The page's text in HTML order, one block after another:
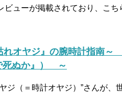
ビューが掲載されており、こち
れオヤジ』の腕時計指南
死ぬか』） ～
ジ（＝時計オヤジ）”さんが